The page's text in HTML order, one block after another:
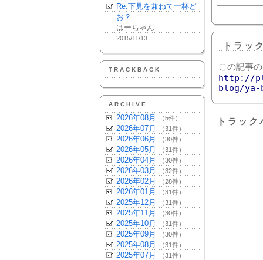
Re:下見を兼ねて一杯ど
お？
はーちゃん
2015/11/13
TRACKBACK
ARCHIVE
2026年08月 （5件）
2026年07月 （31件）
2026年06月 （30件）
2026年05月 （31件）
2026年04月 （30件）
2026年03月 （32件）
2026年02月 （28件）
2026年01月 （31件）
2025年12月 （31件）
2025年11月 （30件）
2025年10月 （31件）
2025年09月 （30件）
2025年08月 （31件）
2025年07月 （31件）
トラッ
この記事
http://
blog/
トラッ